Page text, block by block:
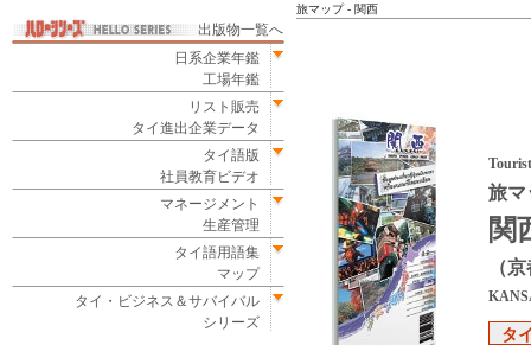
出版物一覧へ
日系企業年鑑
工場年鑑
リスト販売
タイ進出企業データ
タイ語版
社員教育ビデオ
マネージメント
生産管理
タイ語用語集
マップ
タイ・ビジネス＆サバイバル
シリーズ
旅マップ - 関西
旅マ
関
（
タ